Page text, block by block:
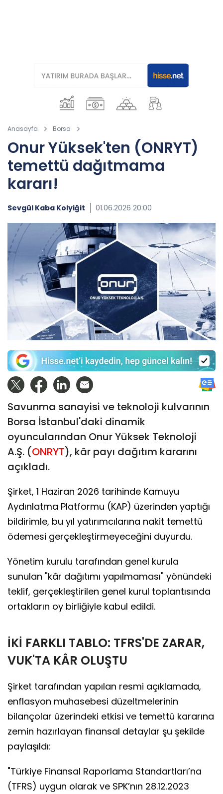
Anasayfa Borsa
Onur Yüksek'ten (ONRYT)
temettü dağıtmama
kararı!
Sevgül Kaba Kolyiğit 01.06.2026 20:00
Savunma sanayisi ve teknoloji kulvarının
Borsa İstanbul'daki dinamik
oyuncularından Onur Yüksek Teknoloji
A.Ş. (ONRYT), kâr payı dağıtım kararını
açıkladı.
Şirket, 1 Haziran 2026 tarihinde Kamuyu
Aydınlatma Platformu (KAP) üzerinden yaptığı
bildirimle, bu yıl yatırımcılarına nakit temettü
ödemesi gerçekleştirmeyeceğini duyurdu.
Yönetim kurulu tarafından genel kurula
sunulan "kâr dağıtımı yapılmaması" yönündeki
teklif, gerçekleştirilen genel kurul toplantısında
ortakların oy birliğiyle kabul edildi.
İKİ FARKLI TABLO: TFRS'DE ZARAR,
VUK'TA KÂR OLUŞTU
Şirket tarafından yapılan resmi açıklamada,
enflasyon muhasebesi düzeltmelerinin
bilançolar üzerindeki etkisi ve temettü kararına
zemin hazırlayan finansal detaylar şu şekilde
paylaşıldı:
"Türkiye Finansal Raporlama Standartları’na
(TFRS) uygun olarak ve SPK’nın 28.12.2023